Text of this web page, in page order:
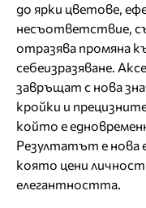
до ярки цветове,
несъответствие,
отразява промяна
себеизразяване.
завръщат с нова
кройки и
който е
Резултатът е нова
която цени
елегантността.